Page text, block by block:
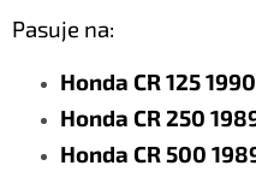
Pasuje na:
Honda CR 125
Honda CR 250
Honda CR 500